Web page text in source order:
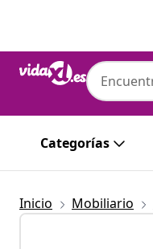
Categorías
Inicio Mobiliario